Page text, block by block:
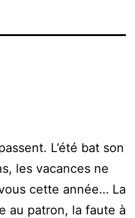
L’été bat son
les vacances ne
cette année… La
au patron, la faute à